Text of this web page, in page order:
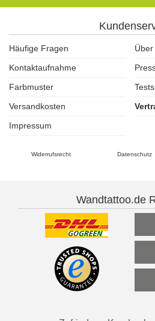
Häufige Fragen
Kontaktaufnahme
Farbmuster
Versandkosten
Impressum
Widerrufsrecht Datenschutz
Wandtattoo.de